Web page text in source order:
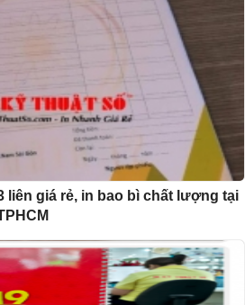
liên giá rẻ, in bao bì chất lượng tại